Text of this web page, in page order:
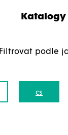
Katalogy
Filtrovat podle
cs